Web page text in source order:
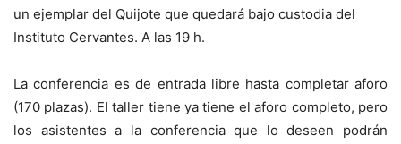
un ejemplar del Quijote que quedará bajo custodia del
Instituto Cervantes. A las 19 h.
La conferencia es de entrada libre hasta completar aforo
(170 plazas). El taller tiene ya tiene el aforo completo, pero
los asistentes a la conferencia que lo deseen podrán